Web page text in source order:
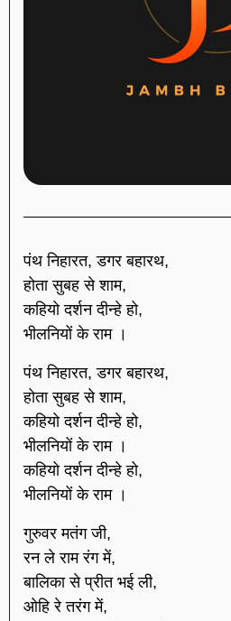
पंथ निहारत, डगर बहारथ,
होता सुबह से शाम,
कहियो दर्शन दीन्हे हो,
भीलनियों के राम ।
पंथ निहारत, डगर बहारथ,
होता सुबह से शाम,
कहियो दर्शन दीन्हे हो,
भीलनियों के राम ।
कहियो दर्शन दीन्हे हो,
भीलनियों के राम ।
गुरुवर मतंग जी,
रन ले राम रंग में,
बालिका से प्रीत भई ली,
ओहि रे तरंग में,